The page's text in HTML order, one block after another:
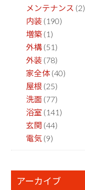
メンテナンス (2)
内装 (190)
増築 (1)
外構 (51)
外装 (78)
家全体 (40)
屋根 (25)
洗面 (77)
浴室 (141)
玄関 (44)
電気 (9)
アーカイブ